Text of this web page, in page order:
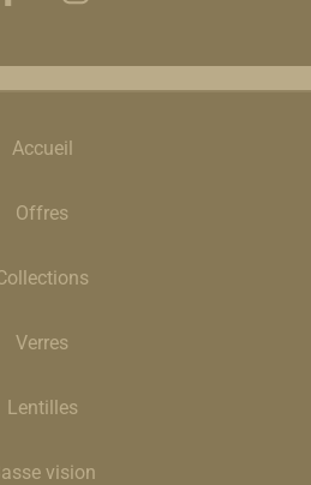
Accueil
Offres
Verres
Lentilles
vision